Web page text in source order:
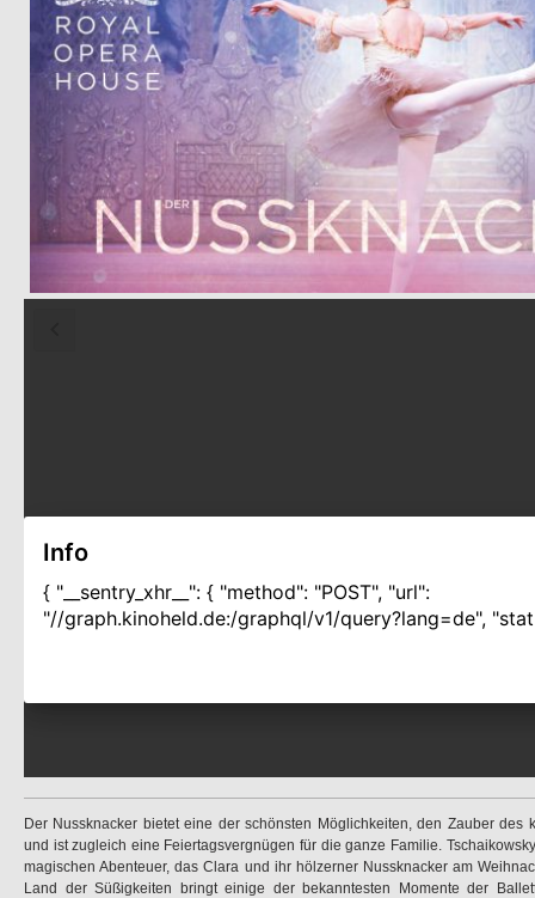
Der Nussknacker bietet eine der schönsten Möglichkeiten, den Zauber des
und ist zugleich eine Feiertagsvergnügen für die ganze Familie.
magischen Abenteuer, das Clara und ihr hölzerner Nussknacker am
Land der Süßigkeiten bringt einige der bekanntesten Momente der